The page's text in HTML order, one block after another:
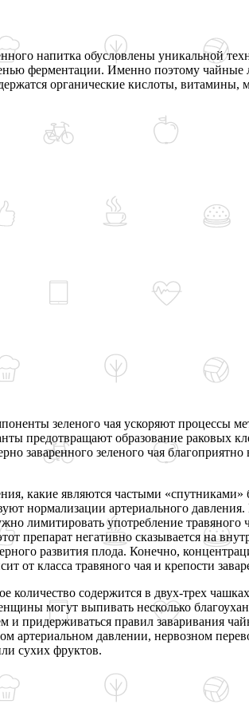
напитка обусловлены уникальной
ферментации. Именно поэтому
органические кислоты,
зеленого чая ускоряют процессы
предотвращают образование раковых
заваренного зеленого чая
какие являются частыми
нормализации артериального
лимитировать употребление
препарат негативно сказывается на
развития плода. Конечно,
от класса травяного чая и крепости
содержится в двух-трех
могут выпивать несколько
правил заваривания
артериальном давлении, нервозном
сухих фруктов.